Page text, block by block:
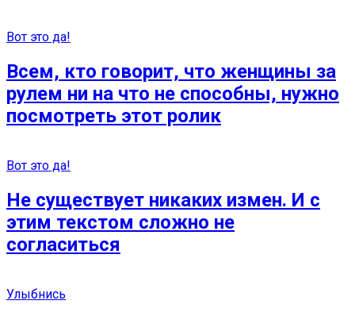
Вот это да!
Всем, кто говорит, что женщины за
рулем ни на что не способны, нужно
посмотреть этот ролик
Вот это да!
Не существует никаких измен. И с
этим текстом сложно не
согласиться
Улыбнись